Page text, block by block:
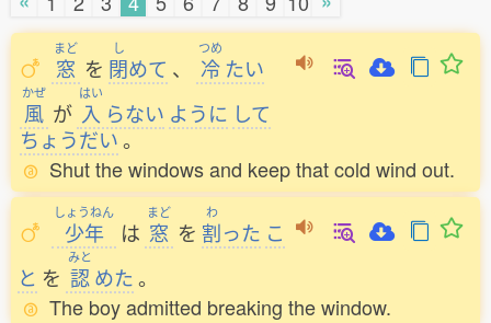
まど
窓 を
し
閉めて 、
つめ
冷たい
かぜ
風 が
はい
入 らない ように して
ちょうだい。
Shut the windows and keep that cold wind out.
しょうねん
少年 は
まど
窓 を
わ
割った こ
と を
みと
認めた。
The boy admitted breaking the window.